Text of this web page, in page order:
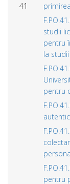
41
studii
pentru
la
pentru
pentru